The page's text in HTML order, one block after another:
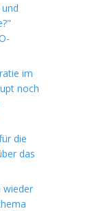
im
noch
die
das
wieder